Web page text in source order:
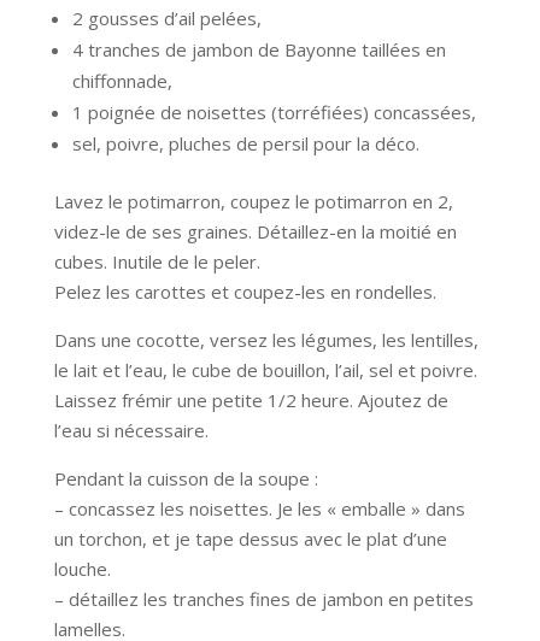
2 gousses d’ail pelées,
4 tranches de jambon de Bayonne taillées en
chiffonnade,
1 poignée de noisettes (torréfiées) concassées,
sel, poivre, pluches de persil pour la déco.
Lavez le potimarron, coupez le potimarron en 2,
videz-le de ses graines. Détaillez-en la moitié en
cubes. Inutile de le peler.
Pelez les carottes et coupez-les en rondelles.
Dans une cocotte, versez les légumes, les lentilles,
le lait et l’eau, le cube de bouillon, l’ail, sel et poivre.
Laissez frémir une petite 1/2 heure. Ajoutez de
l’eau si nécessaire.
Pendant la cuisson de la soupe :
– concassez les noisettes. Je les « emballe » dans
un torchon, et je tape dessus avec le plat d’une
louche.
– détaillez les tranches fines de jambon en petites
lamelles.